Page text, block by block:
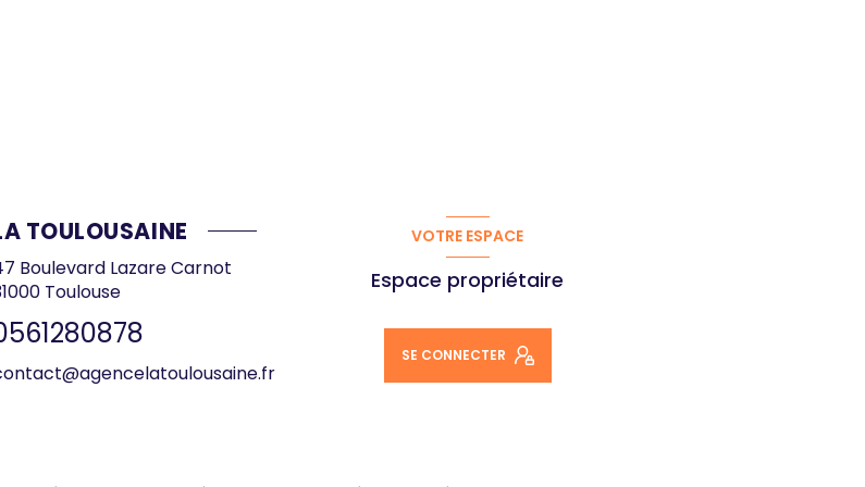
TOULOUSAINE
Boulevard Lazare Carnot
Toulouse
VOTRE ESPACE
Espace propriétaire
SE CONNECTER